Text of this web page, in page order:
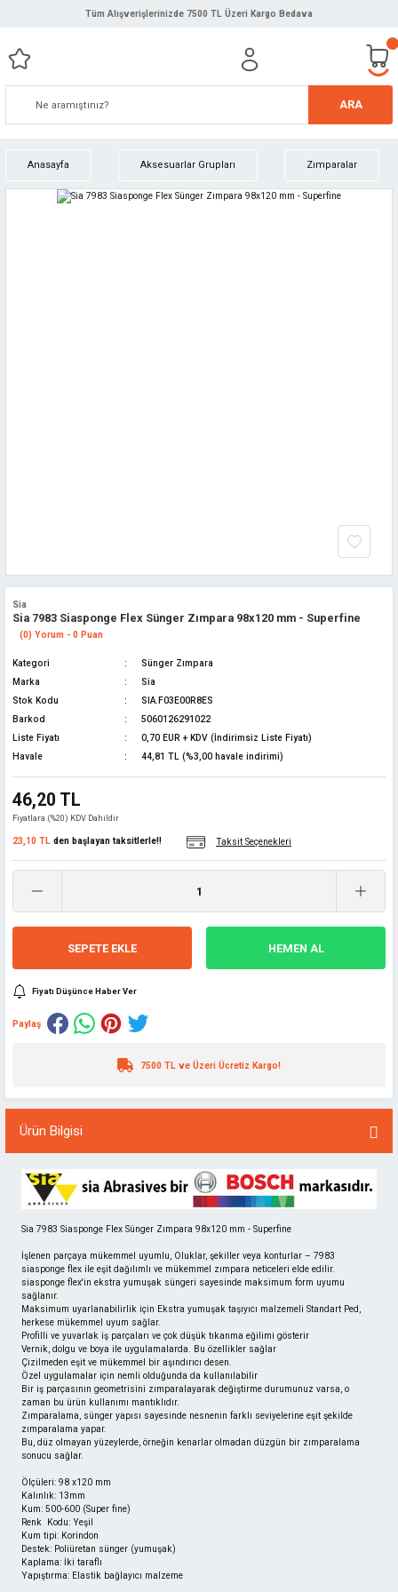
Tüm Alışverişlerinizde 7500 TL Üzeri Kargo Bedava
ARA
Anasayfa Aksesuarlar Grupları Zımparalar
Sia
Sia 7983 Siasponge Flex Sünger Zımpara 98x120 mm - Superfine
(0) Yorum - 0 Puan
Kategori
Sünger Zımpara
Marka
Sia
Stok Kodu
SIA.F03E00R8ES
Barkod
5060126291022
Liste Fiyatı
0,70 EUR + KDV (İndirimsiz Liste Fiyatı)
Havale
44,81 TL (%3,00 havale indirimi)
46,20 TL
Fiyatlara (%20) KDV Dahildir
23,10 TL den başlayan taksitlerle!! Taksit Seçenekleri
SEPETE EKLE HEMEN AL
Fiyatı Düşünce Haber Ver
Paylaş
7500 TL ve Üzeri Ücretiz Kargo!
Ürün Bilgisi
Sia 7983 Siasponge Flex Sünger Zımpara 98x120 mm - Superfine
İşlenen parçaya mükemmel uyumlu, Oluklar, şekiller veya konturlar – 7983
siasponge flex ile eşit dağılımlı ve mükemmel zımpara neticeleri elde edilir.
siasponge flex'in ekstra yumuşak süngeri sayesinde maksimum form uyumu
sağlanır.
Maksimum uyarlanabilirlik için Ekstra yumuşak taşıyıcı malzemeli Standart Ped,
herkese mükemmel uyum sağlar.
Profilli ve yuvarlak iş parçaları ve çok düşük tıkanma eğilimi gösterir
Vernik, dolgu ve boya ile uygulamalarda. Bu özellikler sağlar
Çizilmeden eşit ve mükemmel bir aşındırıcı desen.
Özel uygulamalar için nemli olduğunda da kullanılabilir
Bir iş parçasının geometrisini zımparalayarak değiştirme durumunuz varsa, o
zaman bu ürün kullanımı mantıklıdır.
Zımparalama, sünger yapısı sayesinde nesnenin farklı seviyelerine eşit şekilde
zımparalama yapar.
Bu, düz olmayan yüzeylerde, örneğin kenarlar olmadan düzgün bir zımparalama
sonucu sağlar.
Ölçüleri: 98 x120 mm
Kalınlık: 13mm
Kum: 500-600 (Super fine)
Renk Kodu: Yeşil
Kum tipi: Korindon
Destek: Poliüretan sünger (yumuşak)
Kaplama: İki taraflı
Yapıştırma: Elastik bağlayıcı malzeme